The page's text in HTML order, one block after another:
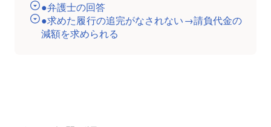
●弁護士の回答
●求めた履行の追完がなされない→請負代金の
減額を求められる